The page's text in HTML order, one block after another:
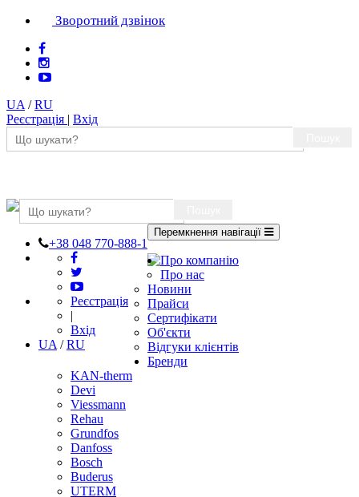
Зворотний дзвінок
UA /RU
Реєстрація | Вхід
+38 048 770-888-1
Реєстрація
|
Вхід
UA /RU
Перемкнення навігації
Про компанію
Про нас
Новини
Прайси
Сертифікати
Об'єкти
Відгуки клієнтів
Бренди
KAN-therm
Devi
Viessmann
Rehau
Grundfos
Danfoss
Bosch
Buderus
UTERM